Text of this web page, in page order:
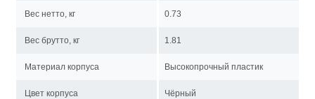
Вес нетто, кг 0.73
Вес брутто, кг 1.81
Материал корпуса Высокопрочный пластик
Цвет корпуса Чёрный